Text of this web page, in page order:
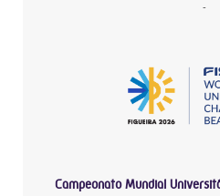
-
Campeonato Mundial